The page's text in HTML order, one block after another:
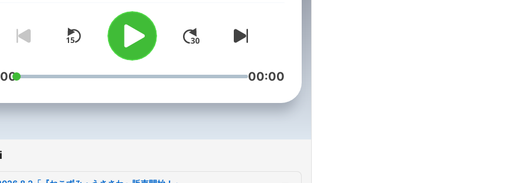
ダムにお送りします。TBSラジ
オで毎週日曜10時から放送中！
TBS Podcastでは番組一部をお
聴きいただけます。配信するコ
ーナー、箇所、更新日時などは
ございます。なお配信期間はエ
了承ください。 --- オンエア全
す↓
00:00